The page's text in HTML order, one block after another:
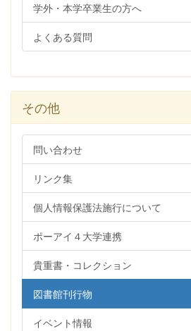
学外・本学卒業生の方へ
よくある質問
その他
問い合わせ
リンク集
個人情報保護法施行について
ポーアイ４大学連携
貴重書・コレクション
図書館刊行物
イベント情報